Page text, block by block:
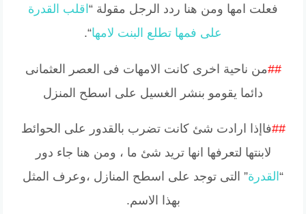
فعلت امها ومن هنا ردد الرجل مقولة “اقلب القدرة
على فمها تطلع البنت لامها“.
##من ناحية اخرى كانت الامهات فى العصر العثمانى
دائما يقومو بنشر الغسيل على اسطح المنزل
##فاإذا ارادت شئ كانت تضرب بالقدور على الحوائط
لابنتها لتعرفها انها تريد شئ ما ، ومن هنا جاء دور
“ القدرة” التى توجد على اسطح المنازل ،وعرف المثل
بهذا الاسم.